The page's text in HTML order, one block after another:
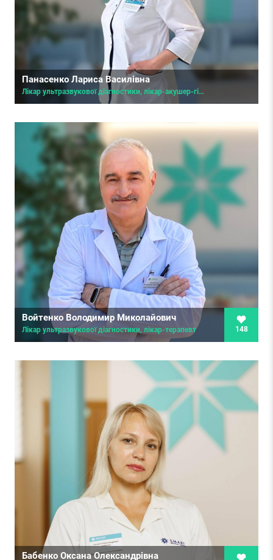
Панасенко Лариса Василівна
Лікар ультразвукової діагностики, лікар-акушер-гінеколог вищої категорії
148
Войтенко Володимир Миколайович
Лікар ультразвукової діагностики, лікар-терапевт
Бабенко Оксана Олександрівна